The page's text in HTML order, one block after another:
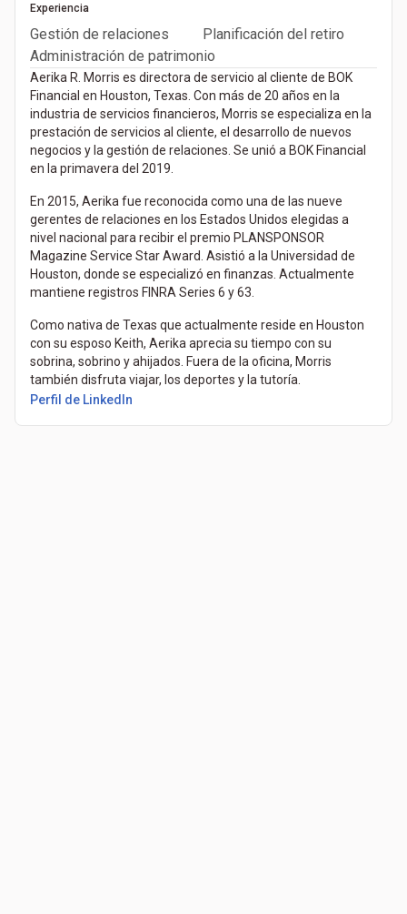
Experiencia
Gestión de relaciones
Planificación del retiro
Administración de patrimonio
Aerika R. Morris es directora de servicio al cliente de BOK
Financial en Houston, Texas. Con más de 20 años en la
industria de servicios financieros, Morris se especializa en la
prestación de servicios al cliente, el desarrollo de nuevos
negocios y la gestión de relaciones. Se unió a BOK Financial
en la primavera del 2019.
En 2015, Aerika fue reconocida como una de las nueve
gerentes de relaciones en los Estados Unidos elegidas a
nivel nacional para recibir el premio PLANSPONSOR
Magazine Service Star Award. Asistió a la Universidad de
Houston, donde se especializó en finanzas. Actualmente
mantiene registros FINRA Series 6 y 63.
Como nativa de Texas que actualmente reside en Houston
con su esposo Keith, Aerika aprecia su tiempo con su
sobrina, sobrino y ahijados. Fuera de la oficina, Morris
también disfruta viajar, los deportes y la tutoría.
Perfil de LinkedIn